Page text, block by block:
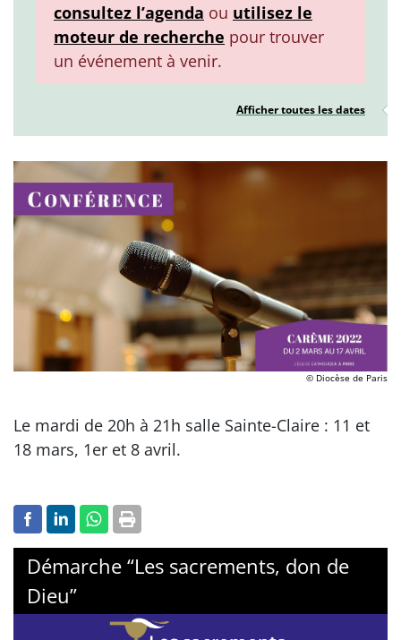
consultez l’agenda ou utilisez le
moteur de recherche pour trouver
un événement à venir.
Afficher toutes les dates
© Diocèse de Paris
Le mardi de 20h à 21h salle Sainte-Claire : 11 et
18 mars, 1er et 8 avril.
Démarche “Les sacrements, don de
Dieu”